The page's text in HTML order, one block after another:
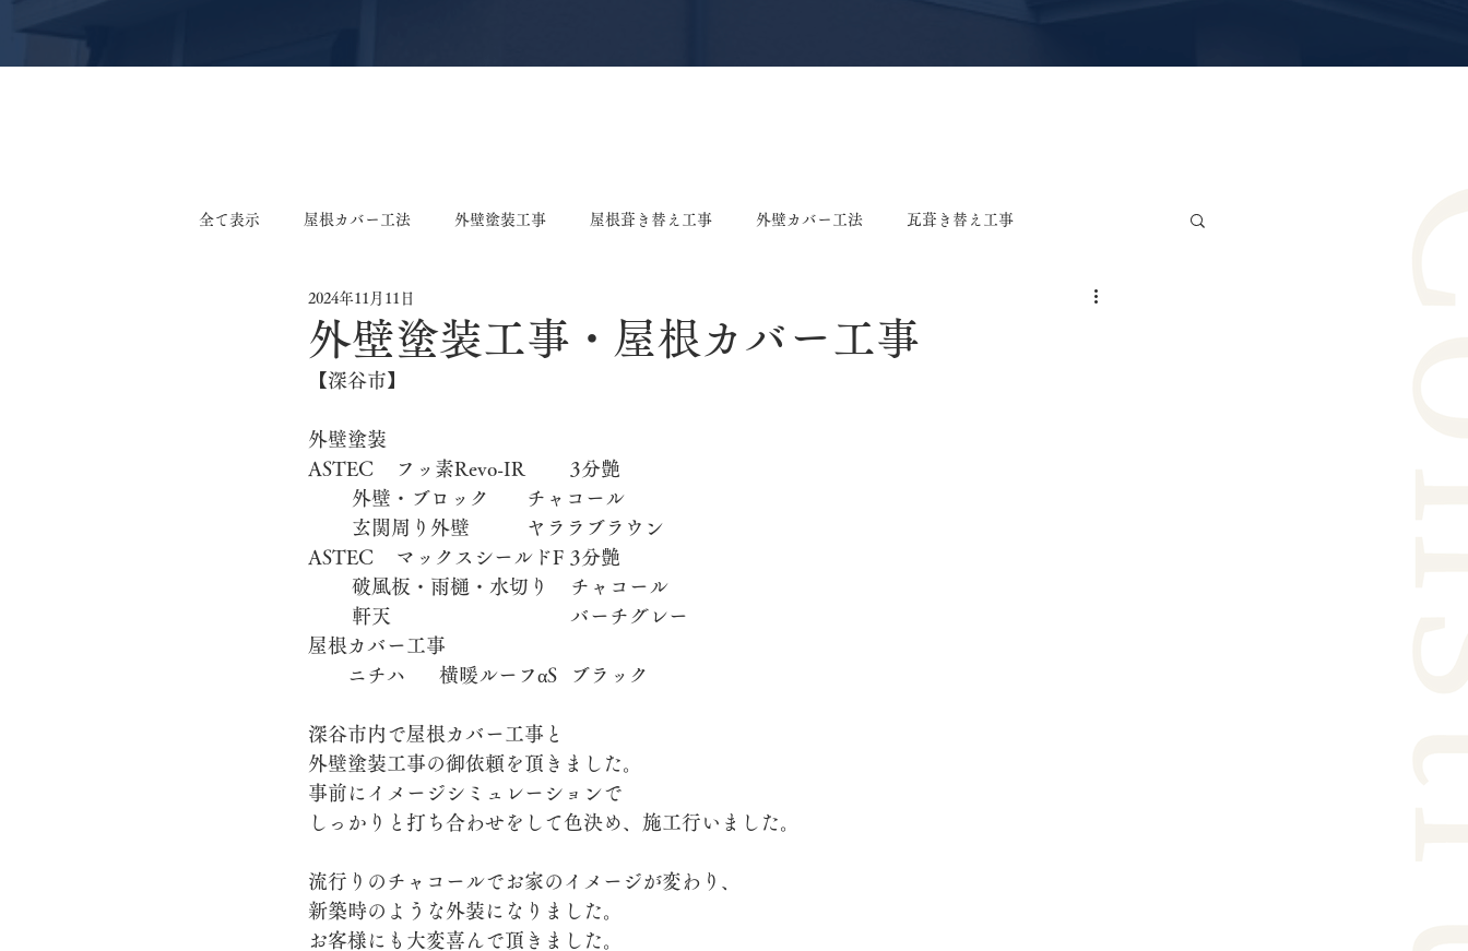
全て表示 屋根カバー工法 外壁塗装工事 屋根葺き替え工事 外壁カバー工法 瓦葺き替え工事
軒天張り替え工事 外壁張り替え工事 雨漏り修理・防水工事
外装リフォーム工事
鉄板小波張り替え工事 外構工事 板金工事
棟積み替え工事 太陽光パネル脱着
外壁塗装工事・屋根カバー工事
2024年11月11日
【深谷市】
外壁塗装
ASTEC	フッ素Revo-IR	3分艶
	外壁・ブロック	チャコール
	玄関周り外壁		ヤララブラウン
ASTEC	マックスシールドF	3分艶
	破風板・雨樋・水切り	チャコール
	軒天					バーチグレー
屋根カバー工事
ニチハ	横暖ルーフαS	ブラック
深谷市内で屋根カバー工事と
外壁塗装工事の御依頼を頂きました。
事前にイメージシミュレーションで
しっかりと打ち合わせをして色決め、施工行いました。
流行りのチャコールでお家のイメージが変わり、
新築時のような外装になりました。
お客様にも大変喜んで頂きました。